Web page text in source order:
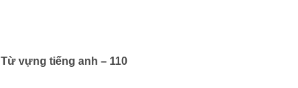
Từ vựng tiếng anh – 110